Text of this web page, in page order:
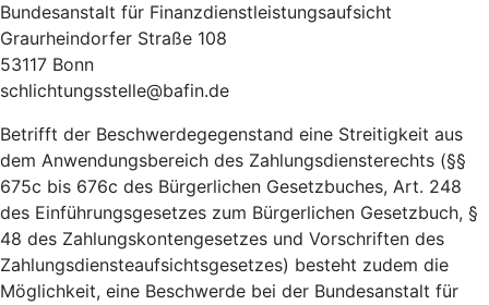
Bundesanstalt für Finanzdienstleistungsaufsicht
Graurheindorfer Straße 108
53117 Bonn
schlichtungsstelle@bafin.de
Betrifft der Beschwerdegegenstand eine Streitigkeit aus
dem Anwendungsbereich des Zahlungsdiensterechts (§§
675c bis 676c des Bürgerlichen Gesetzbuches, Art. 248
des Einführungsgesetzes zum Bürgerlichen Gesetzbuch, §
48 des Zahlungskontengesetzes und Vorschriften des
Zahlungsdiensteaufsichtsgesetzes) besteht zudem die
Möglichkeit, eine Beschwerde bei der Bundesanstalt für